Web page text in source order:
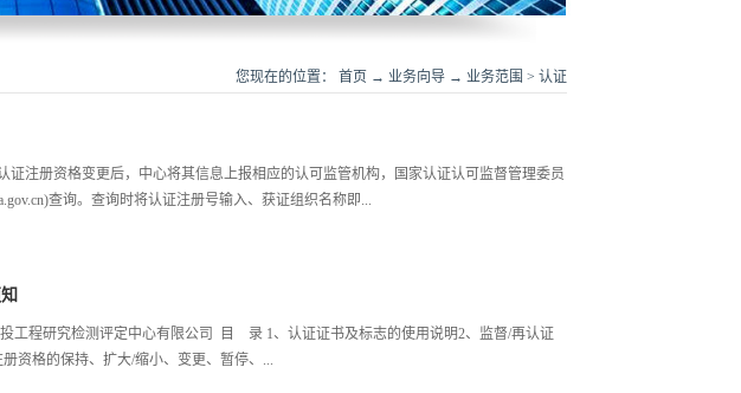
您现在的位置： 首页 → 业务向导 → 业务范围 > 认证
证注册资格变更后，中心将其信息上报相应的认可监管机构，国家认证认可监督管理委员
查询。查询时将认证注册号输入、获证组织名称即...
程研究检测评定中心有限公司 目 录 1、认证证书及标志的使用说明2、监督/再认证
资格的保持、扩大/缩小、变更、暂停、...